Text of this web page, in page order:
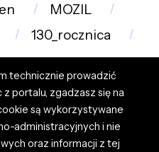
MOZIL
130_rocznica
technicznie prowadzić
portalu, zgadzasz się na
są wykorzystywane
administracyjnych i nie
oraz informacji z tej